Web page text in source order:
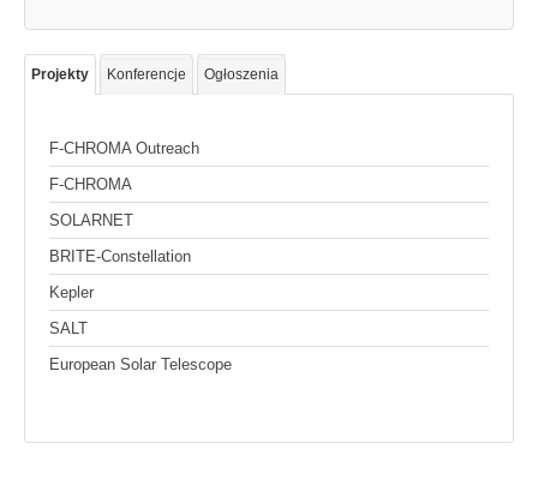
Projekty Konferencje Ogłoszenia
F-CHROMA Outreach
F-CHROMA
SOLARNET
BRITE-Constellation
Kepler
SALT
European Solar Telescope